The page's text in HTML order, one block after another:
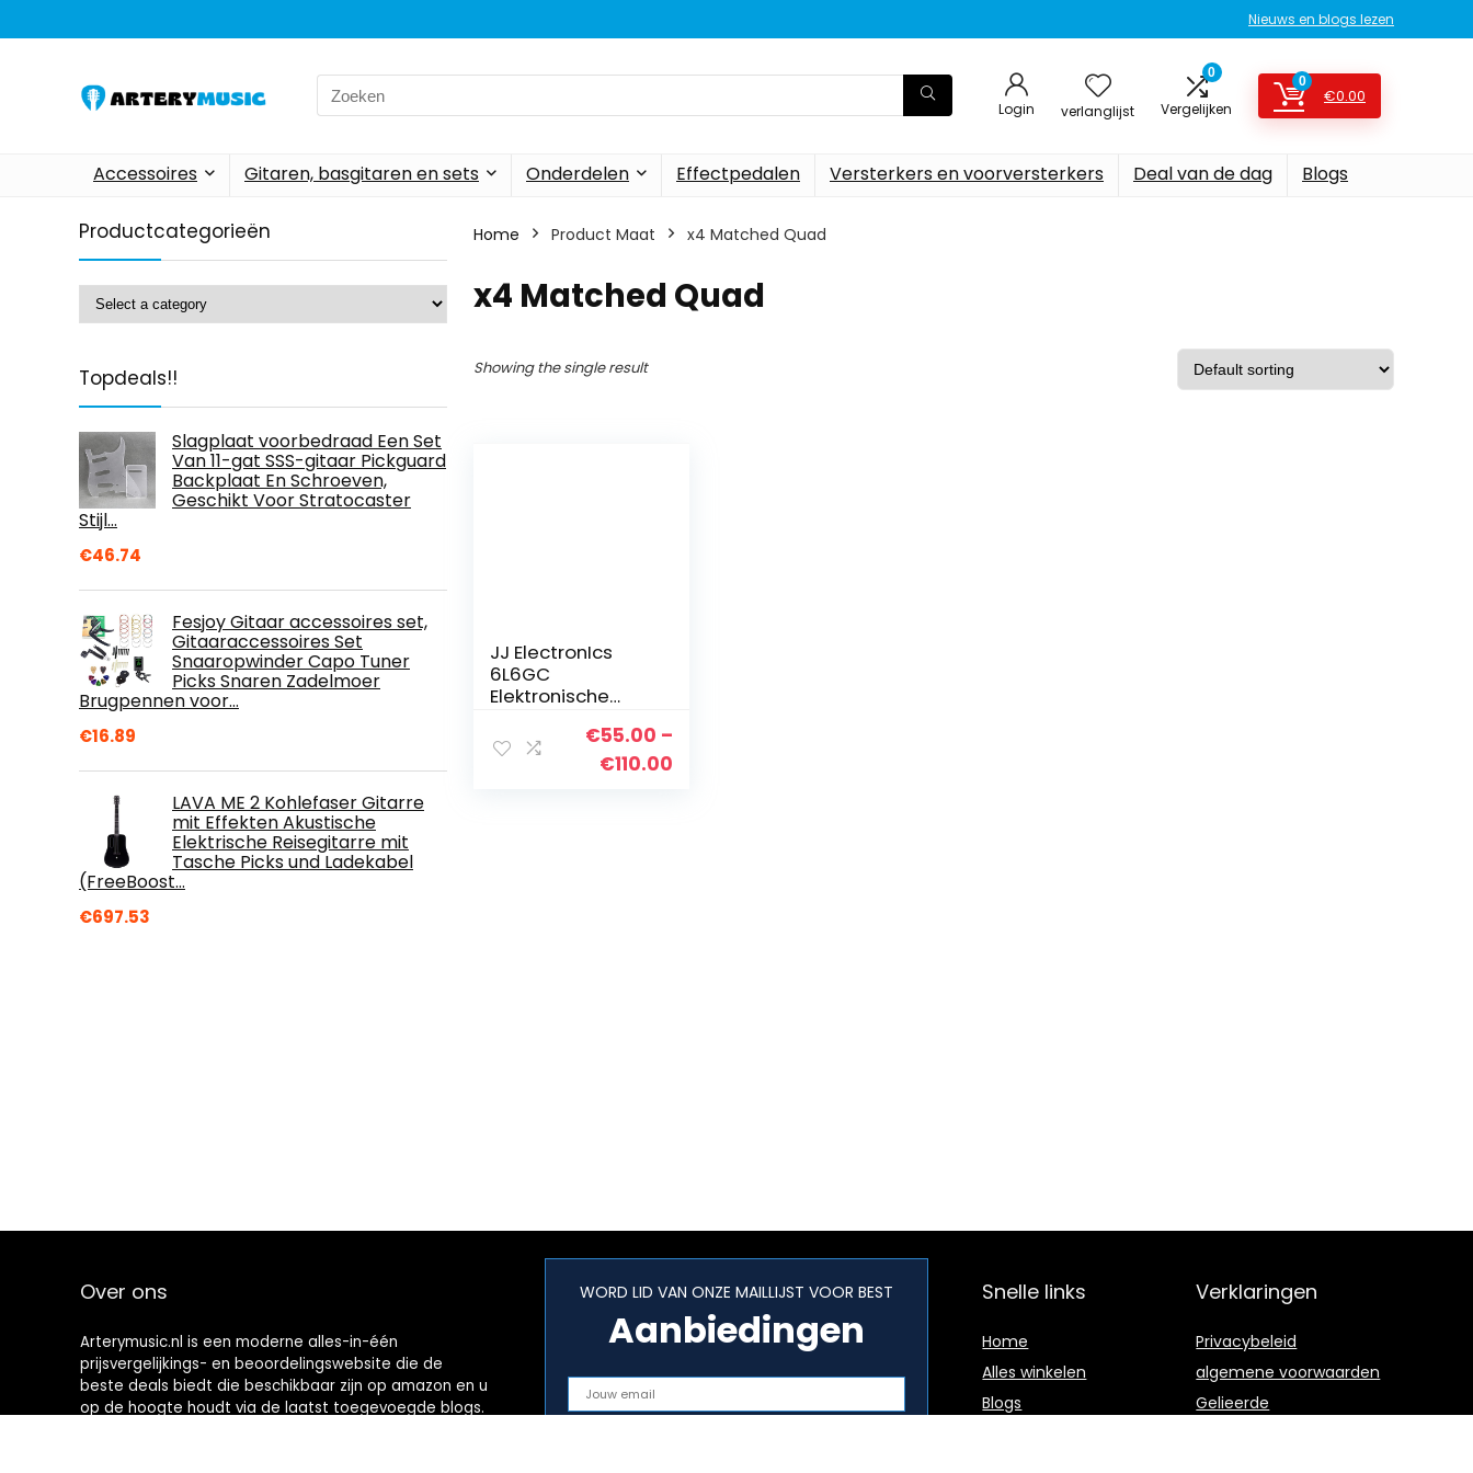
Nieuws en blogs lezen
Search
for:
Login verlanglijst
0
Vergelijken
0
€0.00
Accessoires Gitaren, basgitaren en sets Onderdelen Effectpedalen Versterkers en voorversterkers Deal van de dag Blogs
Productcategorieën
Topdeals!!
Slagplaat voorbedraad Een Set
Van 11-gat SSS-gitaar Pickguard
Backplaat En Schroeven,
Geschikt Voor Stratocaster
Stijl…
€46.74
Fesjoy Gitaar accessoires set,
Gitaaraccessoires Set
Snaaropwinder Capo Tuner
Picks Snaren Zadelmoer
Brugpennen voor…
€16.89
LAVA ME 2 Kohlefaser Gitarre
mit Effekten Akustische
Elektrische Reisegitarre mit
Tasche Picks und Ladekabel
(FreeBoost…
€697.53
Home Product Maat x4 Matched Quad
x4 Matched Quad
Showing the single result
JJ ElectronIcs
6L6GC
Elektronische
tiel Enkel &
Gekoppeld x2
€55.00 –
€110.00
Over ons
Arterymusic.nl is een moderne alles-in-één
prijsvergelijkings- en beoordelingswebsite die de
beste deals biedt die beschikbaar zijn op amazon en u
op de hoogte houdt via de laatst toegevoegde blogs.
WORD LID VAN ONZE MAILLIJST VOOR BEST
Aanbiedingen
Snelle links
Home
Alles winkelen
Blogs
Verklaringen
Privacybeleid
algemene voorwaarden
Gelieerde